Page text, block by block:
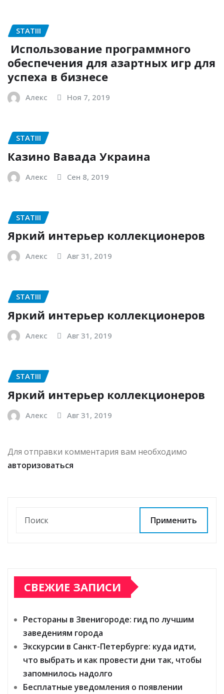
STATIII
Использование программного
обеспечения для азартных игр для
успеха в бизнесе
Алекс Ноя 7, 2019
STATIII
Казино Вавада Украина
Алекс Сен 8, 2019
STATIII
Яркий интерьер коллекционеров
Алекс Авг 31, 2019
STATIII
Яркий интерьер коллекционеров
Алекс Авг 31, 2019
STATIII
Яркий интерьер коллекционеров
Алекс Авг 31, 2019
Для отправки комментария вам необходимо
авторизоваться
Применить
СВЕЖИЕ ЗАПИСИ
Рестораны в Звенигороде: гид по лучшим
заведениям города
Экскурсии в Санкт-Петербурге: куда идти,
что выбрать и как провести дни так, чтобы
запомнилось надолго
Бесплатные уведомления о появлении